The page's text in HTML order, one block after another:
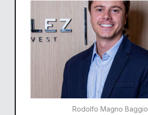
Rodolfo Magno Baggio​​